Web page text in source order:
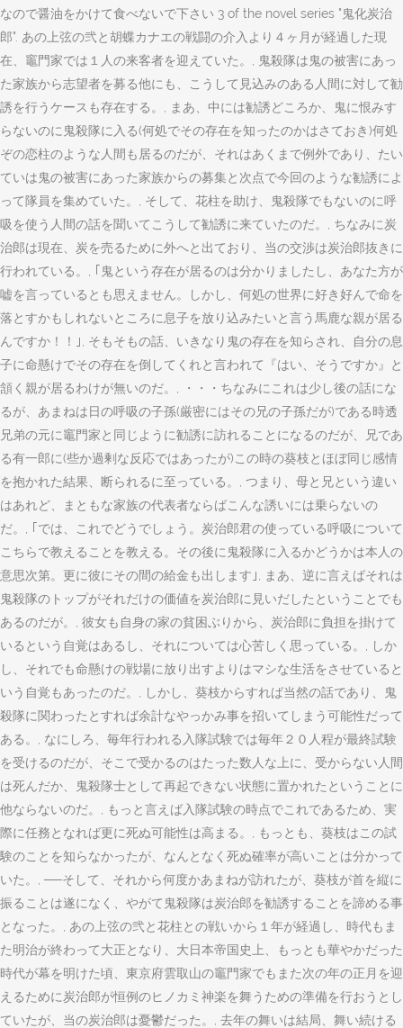
なので醤油をかけて食べないで下さい 3 of the novel series "鬼化炭治
郎". あの上弦の弐と胡蝶カナエの戦闘の介入より４ヶ月が経過した現
在、竈門家では１人の来客者を迎えていた。, 鬼殺隊は鬼の被害にあっ
た家族から志望者を募る他にも、こうして見込みのある人間に対して勧
誘を行うケースも存在する。, まあ、中には勧誘どころか、鬼に恨みす
らないのに鬼殺隊に入る(何処でその存在を知ったのかはさておき)何処
ぞの恋柱のような人間も居るのだが、それはあくまで例外であり、たい
ていは鬼の被害にあった家族からの募集と次点で今回のような勧誘によ
って隊員を集めていた。, そして、花柱を助け、鬼殺隊でもないのに呼
吸を使う人間の話を聞いてこうして勧誘に来ていたのだ。, ちなみに炭
治郎は現在、炭を売るために外へと出ており、当の交渉は炭治郎抜きに
行われている。, ｢鬼という存在が居るのは分かりましたし、あなた方が
嘘を言っているとも思えません。しかし、何処の世界に好き好んで命を
落とすかもしれないところに息子を放り込みたいと言う馬鹿な親が居る
んですか！！｣, そもそもの話、いきなり鬼の存在を知らされ、自分の息
子に命懸けでその存在を倒してくれと言われて『はい、そうですか』と
頷く親が居るわけが無いのだ。, ・・・ちなみにこれは少し後の話にな
るが、あまねは日の呼吸の子孫(厳密にはその兄の子孫だが)である時透
兄弟の元に竈門家と同じように勧誘に訪れることになるのだが、兄であ
る有一郎に(些か過剰な反応ではあったが)この時の葵枝とほぼ同じ感情
を抱かれた結果、断られるに至っている。, つまり、母と兄という違い
はあれど、まともな家族の代表者ならばこんな誘いには乗らないの
だ。, ｢では、これでどうでしょう。炭治郎君の使っている呼吸について
こちらで教えることを教える。その後に鬼殺隊に入るかどうかは本人の
意思次第。更に彼にその間の給金も出します｣, まあ、逆に言えばそれは
鬼殺隊のトップがそれだけの価値を炭治郎に見いだしたということでも
あるのだが。, 彼女も自身の家の貧困ぶりから、炭治郎に負担を掛けて
いるという自覚はあるし、それについては心苦しく思っている。, しか
し、それでも命懸けの戦場に放り出すよりはマシな生活をさせていると
いう自覚もあったのだ。, しかし、葵枝からすれば当然の話であり、鬼
殺隊に関わったとすれば余計なやっかみ事を招いてしまう可能性だって
ある。, なにしろ、毎年行われる入隊試験では毎年２０人程が最終試験
を受けるのだが、そこで受かるのはたった数人な上に、受からない人間
は死んだか、鬼殺隊士として再起できない状態に置かれたということに
他ならないのだ。, もっと言えば入隊試験の時点でこれであるため、実
際に任務となれば更に死ぬ可能性は高まる。, もっとも、葵枝はこの試
験のことを知らなかったが、なんとなく死ぬ確率が高いことは分かって
いた。, ──そして、それから何度かあまねが訪れたが、葵枝が首を縦に
振ることは遂になく、やがて鬼殺隊は炭治郎を勧誘することを諦める事
となった。, あの上弦の弐と花柱との戦いから１年が経過し、時代もま
た明治が終わって大正となり、大日本帝国史上、もっとも華やかだった
時代が幕を明けた頃、東京府雲取山の竈門家でもまた次の年の正月を迎
えるために炭治郎が恒例のヒノカミ神楽を舞うための準備を行おうとし
ていたが、当の炭治郎は憂鬱だった。, 去年の舞いは結局、舞い続ける